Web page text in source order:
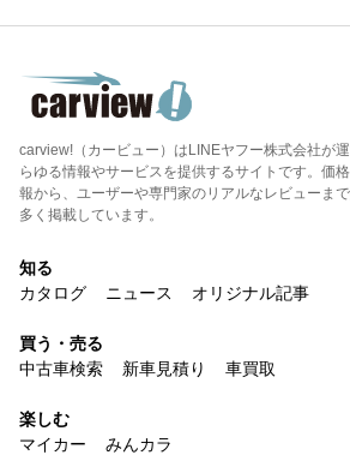
carview!（カービュー）はLINEヤフー株式会社が
らゆる情報やサービスを提供するサイトです。価
報から、ユーザーや専門家のリアルなレビューま
多く掲載しています。
知る
カタログ
ニュース オリジナル記事
買う・売る
中古車検索
新車見積り 車買取
楽しむ
マイカー
みんカラ